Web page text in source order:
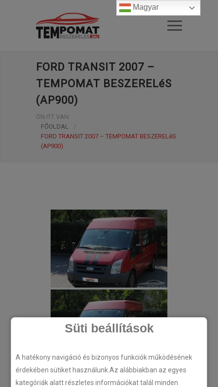
Süti beállítások
A hatékony navigáció és bizonyos funkciók működésének
érdekében sütiket használunk.Az alábbiakban az egyes
kategóriák alatt részletes információkat talál minden
FORD TRANSIT 2007 –
TEMPOMAT BESZERELéS
(AP900)
ÖN ITT VAN:
FŐOLDAL
/
FORD TRANSIT 2007 – TEMPOMAT BESZERELéS
(AP900)
Magyar